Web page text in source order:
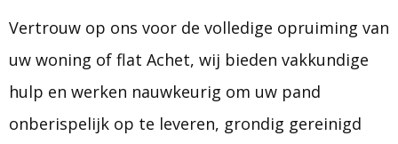
Vertrouw op ons voor de volledige opruiming van
uw woning of flat Achet, wij bieden vakkundige
hulp en werken nauwkeurig om uw pand
onberispelijk op te leveren, grondig gereinigd